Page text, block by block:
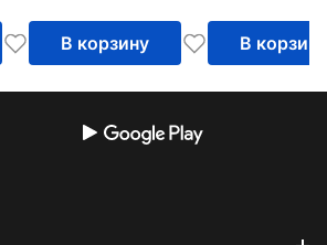
В корзину В корзину